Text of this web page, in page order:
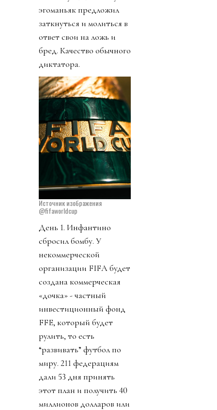
эгоманьяк предложил
заткнуться и молиться в
ответ свои на ложь и
бред. Качество обычного
диктатора.
Источник изображения
@fifaworldcup
День 1. Инфантино
сбросил бомбу. У
некоммерческой
организации FIFA будет
создана коммерческая
«дочка» - частный
инвестиционный фонд
FFE, который будет
рулить, то есть
“развивать” футбол по
миру. 211 федерациям
дали 53 дня принять
этот план и получить 40
миллионов долларов или